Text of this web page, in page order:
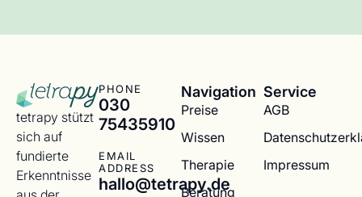
tetrapy stützt
sich auf
fundierte
Erkenntnisse
PHONE
030
75435910
EMAIL
ADDRESS
hallo@tetrapy.de
Navigation
Preise
Wissen
Therapie
Beratung
Service
AGB
Impressum